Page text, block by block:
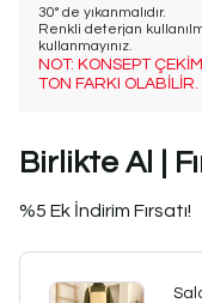
30° de yıkanmalıdır.
Renkli deterjan
kullanmayınız.
NOT: KONSEPT
TON FARKI OLABİLİR.
Birlikte Al |
%5 Ek İndirim Fırsatı!